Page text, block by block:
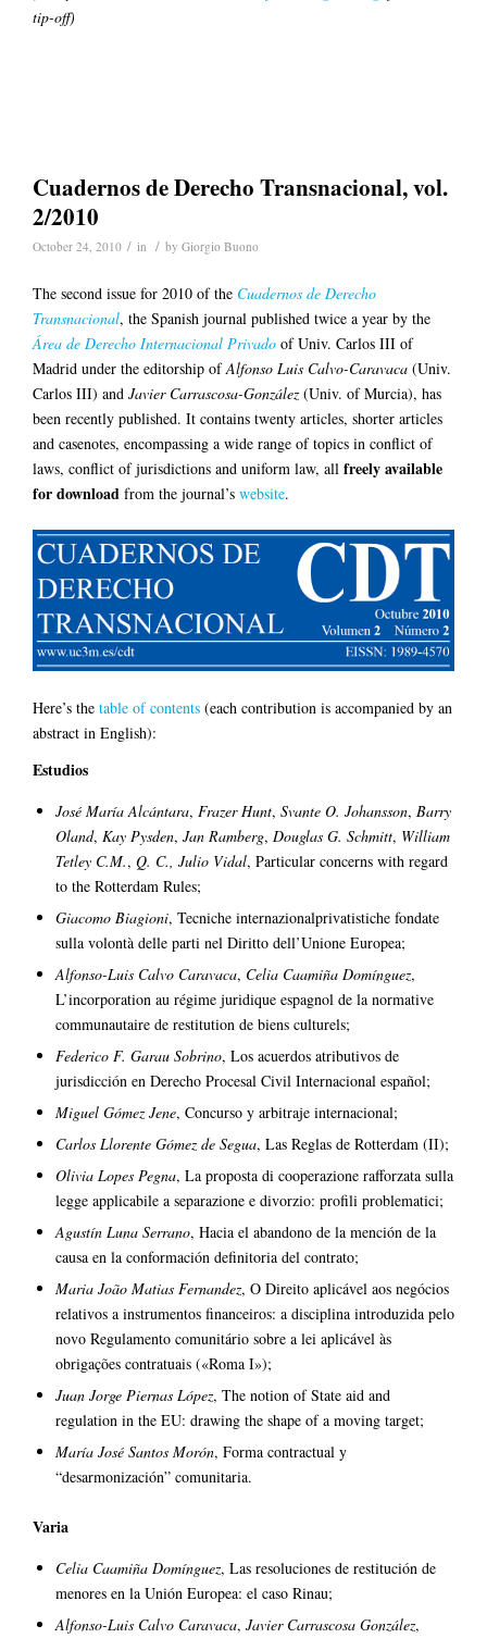
tip-off)
Cuadernos de Derecho Transnacional, vol.
2/2010
October 24, 2010 / in / by Giorgio Buono
The second issue for 2010 of the Cuadernos de Derecho
Transnacional, the Spanish journal published twice a year by the
Área de Derecho Internacional Privado of Univ. Carlos III of
Madrid under the editorship ofAlfonso Luis Calvo-Caravaca (Univ.
Carlos III) and Javier Carrascosa-González(Univ. of Murcia), has
been recently published. It contains twenty articles, shorter articles
and casenotes, encompassing a wide range of topics in conflict of
laws, conflict of jurisdictions and uniform law, all freely available
for download from the journal’s website.
Here’s the table of contents (each contribution is accompanied by an
abstract in English):
Estudios
José María Alcántara, Frazer Hunt, Svante O. Johansson, Barry
Oland, Kay Pysden, Jan Ramberg, Douglas G. Schmitt, William
Tetley C.M., Q. C., Julio Vidal, Particular concerns with regard
to the Rotterdam Rules;
Giacomo Biagioni, Tecniche internazionalprivatistiche fondate
sulla volontà delle parti nel Diritto dell’Unione Europea;
Alfonso-Luis Calvo Caravaca, Celia Caamiña Domínguez,
L’incorporation au régime juridique espagnol de la normative
communautaire de restitution de biens culturels;
Federico F. Garau Sobrino, Los acuerdos atributivos de
jurisdicción en Derecho Procesal Civil Internacional español;
Miguel Gómez Jene, Concurso y arbitraje internacional;
Carlos Llorente Gómez de Segua, Las Reglas de Rotterdam (II);
Olivia Lopes Pegna, La proposta di cooperazione rafforzata sulla
legge applicabile a separazione e divorzio: profili problematici;
Agustín Luna Serrano, Hacia el abandono de la mención de la
causa en la conformación definitoria del contrato;
Maria João Matias Fernandez, O Direito aplicável aos negócios
relativos a instrumentos financeiros: a disciplina introduzida pelo
novo Regulamento comunitário sobre a lei aplicável às
obrigações contratuais («Roma I»);
Juan Jorge Piernas López, The notion of State aid and
regulation in the EU: drawing the shape of a moving target;
María José Santos Morón, Forma contractual y
“desarmonización” comunitaria.
Varia
Celia Caamiña Domínguez, Las resoluciones de restitución de
menores en la Unión Europea: el caso Rinau;
Alfonso-Luis Calvo Caravaca, Javier Carrascosa González,